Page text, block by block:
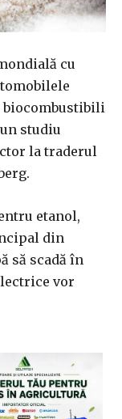
cu
biocombustibili
studiu
la traderul
etanol,
din
să scadă în
vor